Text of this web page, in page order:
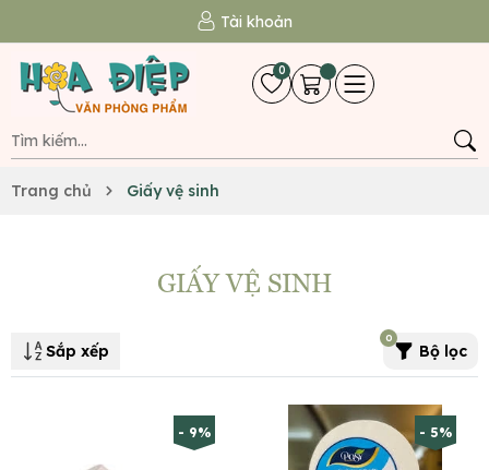
Tài khoản
0
Trang chủ Giấy vệ sinh
GIẤY VỆ SINH
Sắp xếp Bộ lọc
0
- 9% - 5%